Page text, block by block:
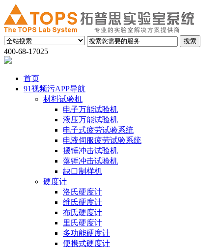
400-68-17025
首页
91视频污APP导航
材料试验机
电子万能试验机
液压万能试验机
电子式疲劳试验系统
电液伺服疲劳试验系统
摆锤冲击试验机
落锤冲击试验机
缺口制样机
硬度计
洛氏硬度计
维氏硬度计
布氏硬度计
里氏硬度计
多功能硬度计
便携式硬度计